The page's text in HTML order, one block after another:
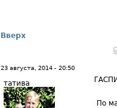
Вверх
23 августа, 2014 - 20:50
татива
По